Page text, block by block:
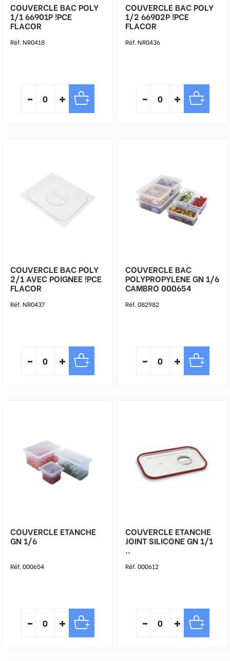
COUVERCLE BAC POLY
1/1 66901P !PCE
FLACOR
Réf. NR0418
COUVERCLE BAC POLY
1/2 66902P !PCE
FLACOR
Réf. NR0436
COUVERCLE BAC POLY
2/1 AVEC POIGNEE !PCE
FLACOR
Réf. NR0437
COUVERCLE BAC
POLYPROPYLENE GN 1/6
CAMBRO 000654
Réf. 082982
COUVERCLE ETANCHE
GN 1/6
Réf. 000654
COUVERCLE ETANCHE
JOINT SILICONE GN 1/1
..
Réf. 000612